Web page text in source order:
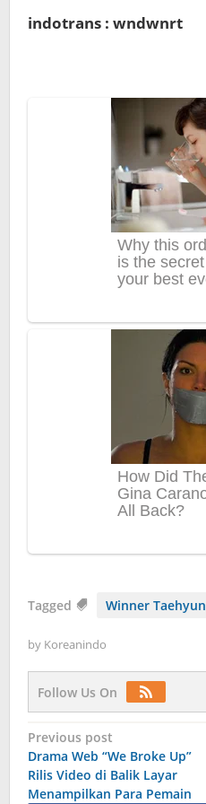
indotrans : wndwnrt
Tagged Winner Taehyun
by Koreanindo
Follow Us On
Post
navigation
Previous post
Drama Web “We Broke Up”
Rilis Video di Balik Layar
Menampilkan Para Pemain